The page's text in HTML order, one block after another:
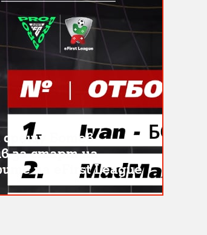
срещу Ботев
за старт на
на eFirst League